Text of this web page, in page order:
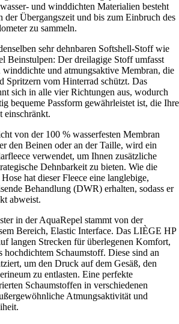
und winddichten Materialien besteht
der Übergangszeit und bis zum Einbruch des
zu sammeln.
sehr dehnbaren Softshell-Stoff wie
Beinstulpen: Der dreilagige Stoff umfasst
winddichte und atmungsaktive Membran, die
Spritzern vom Hinterrad schützt. Das
sich in alle vier Richtungen aus, wodurch
bequeme Passform gewährleistet ist, die Ihre
einschränkt.
von der 100 % wasserfesten Membran
den Beinen oder an der Taille, wird ein
verwendet, um Ihnen zusätzliche
Dehnbarkeit zu bieten. Wie die
hat dieser Fleece eine langlebige,
Behandlung (DWR) erhalten, sodass er
abweist.
in der AquaRepel stammt von der
Bereich, Elastic Interface. Das LIÈGE HP
langen Strecken für überlegenen Komfort,
hochdichtem Schaumstoff. Diese sind an
um den Druck auf dem Gesäß, den
zu entlasten. Eine perfekte
Schaumstoffen in verschiedenen
Atmungsaktivität und